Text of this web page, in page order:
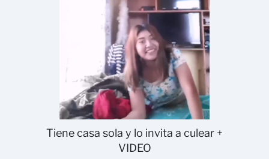
Tiene casa sola y lo invita a culear +
VIDEO